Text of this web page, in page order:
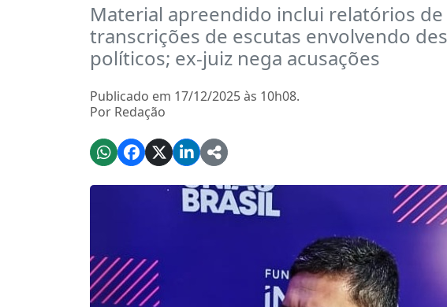
Material apreendido inclui relatórios
transcrições de escutas envolvendo
políticos; ex-juiz nega acusações
Publicado em 17/12/2025 às 10h08.
Por Redação